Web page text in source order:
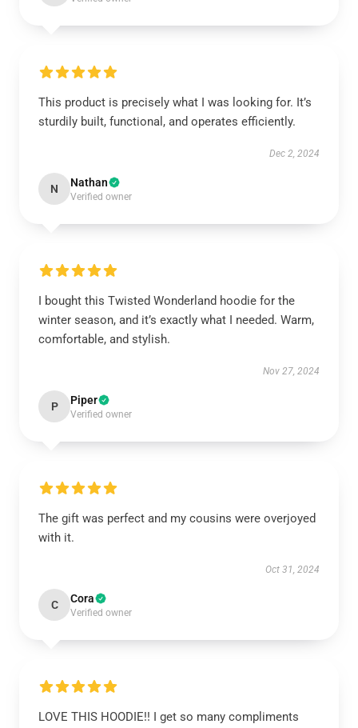
This product is precisely what I was looking for. It’s
sturdily built, functional, and operates efficiently.
Dec 2, 2024
N Nathan
Verified owner
I bought this Twisted Wonderland hoodie for the
winter season, and it’s exactly what I needed. Warm,
comfortable, and stylish.
Nov 27, 2024
P Piper
Verified owner
The gift was perfect and my cousins were overjoyed
with it.
Oct 31, 2024
C Cora
Verified owner
LOVE THIS HOODIE!! I get so many compliments